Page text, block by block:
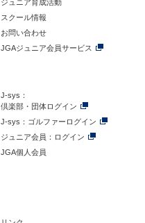
ジュニア育成活動
スクール情報
お問い合わせ
JGAジュニア会員サービス
J-sys：
倶楽部・団体ログイン
J-sys：ゴルファーログイン
ジュニア会員：ログイン
JGA個人会員